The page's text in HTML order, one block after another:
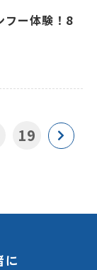
ー体験！8
19